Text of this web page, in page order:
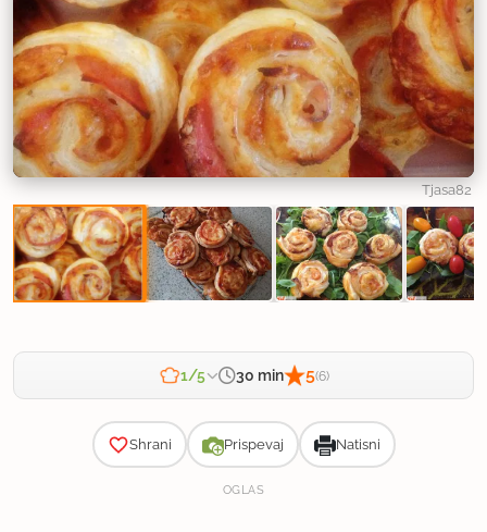
Tjasa82
1/5 30 min 5(6)
Shrani Prispevaj Natisni
OGLAS